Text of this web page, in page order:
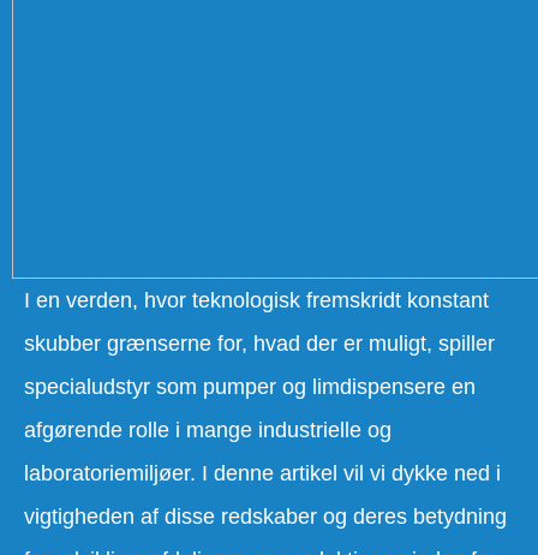
I en verden, hvor teknologisk fremskridt konstant
skubber grænserne for, hvad der er muligt, spiller
specialudstyr som pumper og limdispensere en
afgørende rolle i mange industrielle og
laboratoriemiljøer. I denne artikel vil vi dykke ned i
vigtigheden af disse redskaber og deres betydning